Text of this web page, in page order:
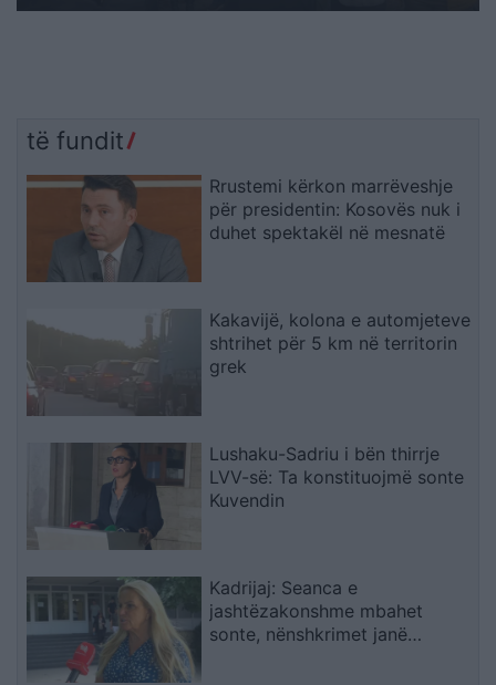
të fundit
Rrustemi kërkon marrëveshje
për presidentin: Kosovës nuk i
duhet spektakël në mesnatë
Kakavijë, kolona e automjeteve
shtrihet për 5 km në territorin
grek
Lushaku-Sadriu i bën thirrje
LVV-së: Ta konstituojmë sonte
Kuvendin
Kadrijaj: Seanca e
jashtëzakonshme mbahet
sonte, nënshkrimet janë